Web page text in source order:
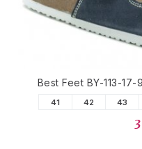
Best Feet BY-113-
41 42 43